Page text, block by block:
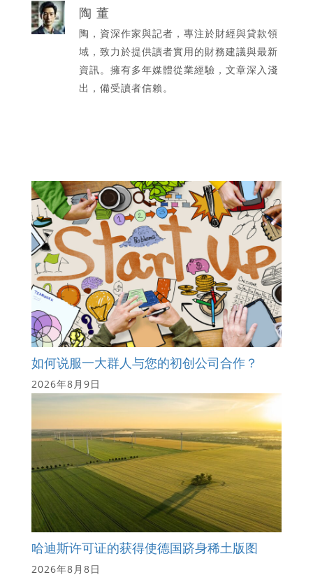
陶 董
陶，資深作家與記者，專注於財經與貸款領
域，致力於提供讀者實用的財務建議與最新
資訊。擁有多年媒體從業經驗，文章深入淺
出，備受讀者信賴。
如何说服一大群人与您的初创公司合作？
2026年8月9日
哈迪斯许可证的获得使德国跻身稀土版图
2026年8月8日